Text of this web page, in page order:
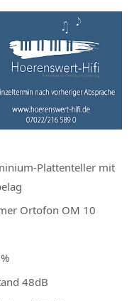
Plattenteller mit
Ortofon OM 10
48dB